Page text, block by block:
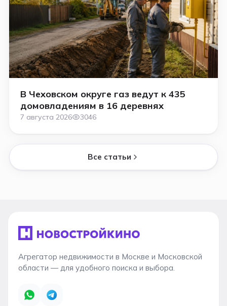
В Чеховском округе газ ведут к 435
домовладениям в 16 деревнях
7 августа 2026 3046
Все статьи
Агрегатор недвижимости в Москве и Московской
области — для удобного поиска и выбора.